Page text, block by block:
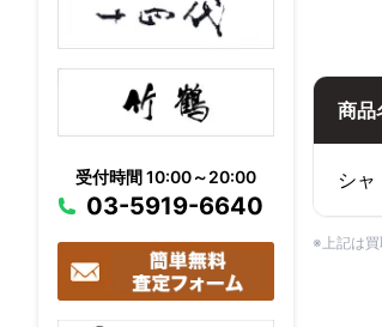
受付時間 10:00～20:00
03-5919-6640
商品
シ
※上記は